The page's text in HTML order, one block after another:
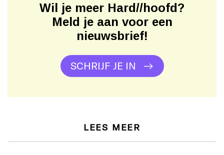
Wil je meer Hard//hoofd?
Meld je aan voor een
nieuwsbrief!
SCHRIJF JE IN
LEES MEER